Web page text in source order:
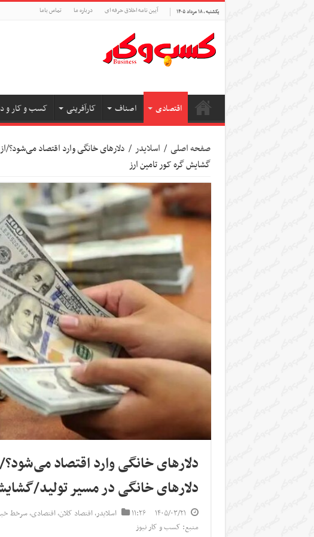
یکشنبه , ۱۸ مرداد ۱۴۰۵ آیین نامه اخلاق حرفه ای درباره ما تماس باما
اقتصادی اصناف کارآفرینی کسب و کار و
صفحه اصلی / اسلایدر / دلارهای خانگی وارد اقتصاد می‌شود؟/
گشایش گره کور تامین ارز
دلارهای خانگی وارد اقتصاد
دلارهای خانگی در مسیر تولید/
۱۴۰۵/۰۳/۲۱ ۱۱:۲۶ اسلایدر,اقتصاد کلان,اقتصادی,سرخط
منبع: کسب و کار نیوز